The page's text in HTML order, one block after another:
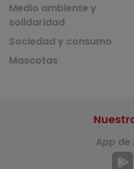
Medio ambiente y
solidaridad
Sociedad y consumo
Mascotas
App